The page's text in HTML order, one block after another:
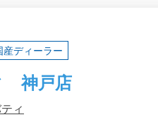
産ディーラー
神戸店
ィ